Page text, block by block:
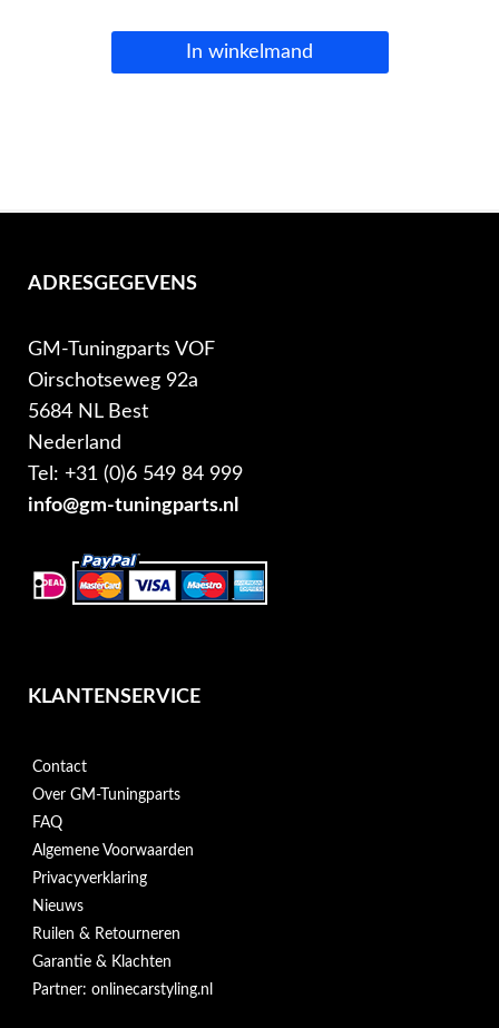
In winkelmand
ADRESGEGEVENS
GM-Tuningparts VOF
Oirschotseweg 92a
5684 NL Best
Nederland
Tel: +31 (0)6 549 84 999
info@gm-tuningparts.nl
KLANTENSERVICE
Contact
Over GM-Tuningparts
FAQ
Algemene Voorwaarden
Privacyverklaring
Nieuws
Ruilen & Retourneren
Garantie & Klachten
Partner: onlinecarstyling.nl